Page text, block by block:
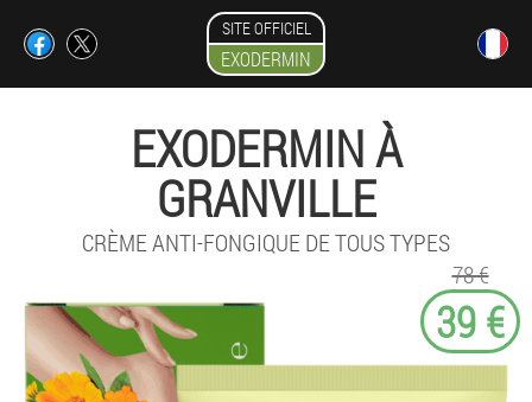
SITE OFFICIEL
EXODERMIN
EXODERMIN À
GRANVILLE
CRÈME ANTI-FONGIQUE DE TOUS TYPES
78 €
39 €